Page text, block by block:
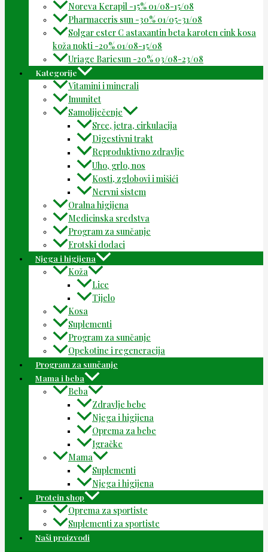
Noreva Kerapil -15% 01/08-15/08
Pharmaceris sun -30% 01/05-31/08
Solgar ester C astaxantin beta karoten cink kosa
koža nokti -20% 01/08-15/08
Uriage Bariesun -20% 03/08-23/08
Kategorije
Vitamini i minerali
Imunitet
Samoliječenje
Srce, jetra, cirkulacija
Digestivni trakt
Reproduktivno zdravlje
Uho, grlo, nos
Kosti, zglobovi i mišići
Nervni sistem
Oralna higijena
Medicinska sredstva
Program za sunčanje
Erotski dodaci
Njega i higijena
Koža
Lice
Tijelo
Kosa
Suplementi
Program za sunčanje
Opekotine i regeneracija
Program za sunčanje
Mama i beba
Beba
Zdravlje bebe
Njega i higijena
Oprema za bebe
Igračke
Mama
Suplementi
Njega i higijena
Protein shop
Oprema za sportiste
Suplementi za sportiste
Naši proizvodi